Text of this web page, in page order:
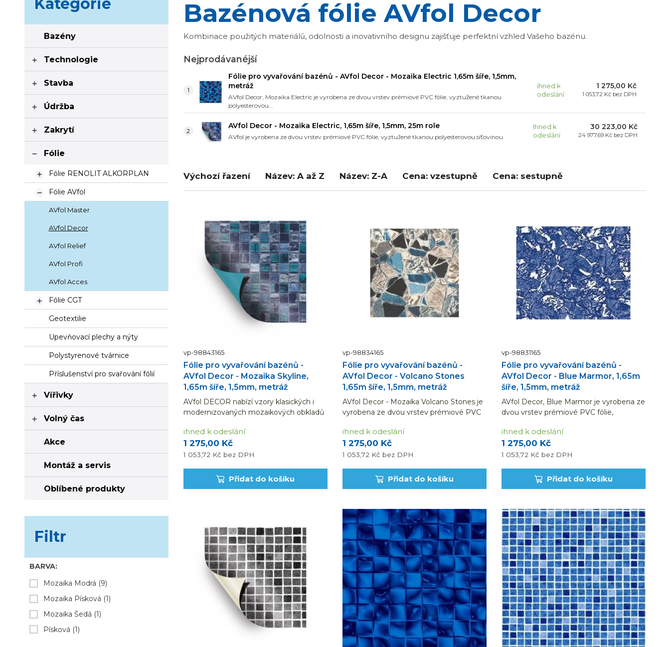
Kategorie
Bazény
Technologie

Stavba

Údržba

Zakrytí

Fólie

Fólie RENOLIT ALKORPLAN

Fólie AVfol

AVfol Master
AVfol Decor
AVfol Relief
AVfol Profi
AVfol Acces
Fólie CGT

Geotextilie
Upevňovací plechy a nýty
Polystyrenové tvárnice
Příslušenství pro svařování fólií
Vířivky

Volný čas

Akce
Montáž a servis
Oblíbené produkty
Filtr
BARVA:
Mozaika Modrá (9)
Mozaika Písková (1)
Mozaika Šedá (1)
Písková (1)
Bazénová fólie AVfol Decor
Kombinace použitých materiálů, odolnosti a inovativního designu zajišťuje perfektní vzhled Vašeho bazénu.
Nejprodávanéjší
Fólie pro vyvařování bazénů - AVfol Decor - Mozaika Electric 1,65m šíře, 1,5mm,
metráž
AVfol Decor, Mozaika Electric je vyrobena ze dvou vrstev prémiové PVC fólie, vyztužené tkanou
polyesterovou...
ihned k
odeslání
1 275,00 Kč
1 053,72 Kč bez DPH
AVfol Decor - Mozaika Electric, 1,65m šíře, 1,5mm, 25m role
AVfol je vyrobena ze dvou vrstev prémiové PVC fólie, vyztužené tkanou polyesterovou síťovinou.
Ihned k
odeslání
30 223,00 Kč
24 977,69 Kč bez DPH
Výchozí řazení Název: A až Z Název: Z-A Cena: vzestupně Cena: sestupně
vp-98843165
Fólie pro vyvařování bazénů -
AVfol Decor - Mozaika Skyline,
1,65m šíře, 1,5mm, metráž
AVfol DECOR nabízí vzory klasických i
modernizovaných mozaikových obkladů
Fólie řady DECOR dodají bazénu
perfektní a moderní vzhled. Prodejní
délka 1 Bm =...
1 275,00 Kč
1 053,72 Kč bez DPH
ihned k odeslání
Přidat do košíku
vp-98834165
Fólie pro vyvařování bazénů -
AVfol Decor - Volcano Stones
1,65m šíře, 1,5mm, metráž
AVfol Decor - Mozaika Volcano Stones je
vyrobena ze dvou vrstev prémiové PVC
síťovinou. Dodáváno v běžných metrech
(uvedená cena je za 1 bm fólie šířky 1,65...
1 275,00 Kč
1 053,72 Kč bez DPH
ihned k odeslání
Přidat do košíku
vp-98831165
Fólie pro vyvařování bazénů -
AVfol Decor - Blue Marmor, 1,65m
šíře, 1,5mm, metráž
AVfol Decor, Blue Marmor je vyrobena ze
dvou vrstev prémiové PVC fólie,
síťovinou. Dodáváno v běžných...
1 275,00 Kč
1 053,72 Kč bez DPH
ihned k odeslání
Přidat do košíku